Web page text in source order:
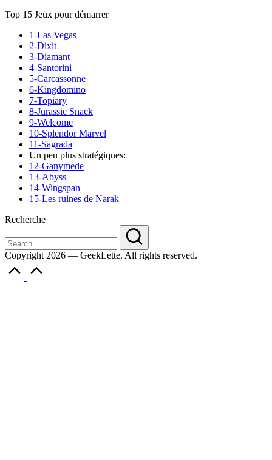
Top 15 Jeux pour démarrer
1-Las Vegas
2-Dixit
3-Diamant
4-Santorini
5-Carcassonne
6-Kingdomino
7-Topiary
8-Jurassic Snack
9-Welcome
10-Splendor Marvel
11-Sagrada
Un peu plus stratégiques:
12-Ganymede
13-Abyss
14-Wingspan
15-Les ruines de Narak
Recherche
Copyright 2026 — GeekLette. All rights reserved.